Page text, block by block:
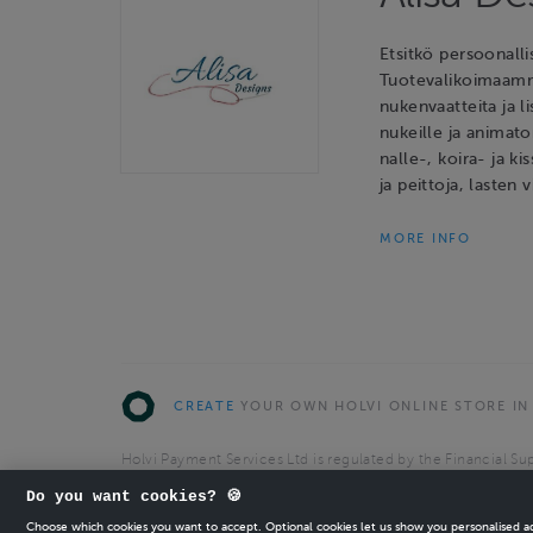
Etsitkö
nukenvaatteita ja
nukeille ja
nalle-, koira- ja
ja peittoja, lasten
MORE INFO
CREATE YOUR OWN HOLVI ONLINE STORE IN
Holvi Payment Services Ltd is regulated by the Financial
Do you want cookies? 🍪
Choose which cookies you want to accept. Optional cookies let us show you personalised